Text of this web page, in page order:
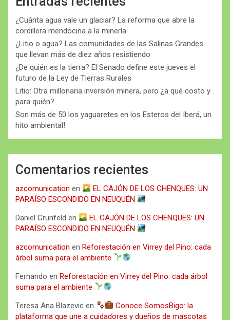
¿Cuánta agua vale un glaciar? La reforma que abre la
cordillera mendocina a la minería
¿Litio o agua? Las comunidades de las Salinas Grandes
que llevan más de diez años resistiendo
¿De quién es la tierra? El Senado define este jueves el
futuro de la Ley de Tierras Rurales
Litio: Otra millonaria inversión minera, pero ¿a qué costo y
para quién?
Son más de 50 los yaguaretes en los Esteros del Iberá, un
hito ambiental!
Comentarios recientes
azcomunication en
EL CAJÓN DE LOS CHENQUES: UN
PARAÍSO ESCONDIDO EN NEUQUÉN
Daniel Grunfeld en
EL CAJÓN DE LOS CHENQUES: UN
PARAÍSO ESCONDIDO EN NEUQUÉN
azcomunication en Reforestación en Virrey del Pino: cada
árbol suma para el ambiente
Fernando en Reforestación en Virrey del Pino: cada árbol
suma para el ambiente
Teresa Ana Blazevic en
Conoce SomosBigo: la
plataforma que une a cuidadores y dueños de mascotas